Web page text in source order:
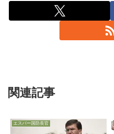
関連記事
エスパー国防長官